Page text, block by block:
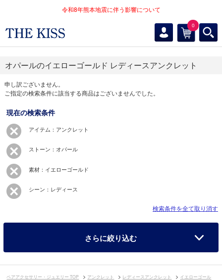
令和8年熊本地震に伴う影響について
0
オパールのイエローゴールド レディースアンクレット
申し訳ございません。
ご指定の検索条件に該当する商品はございませんでした。
現在の検索条件
アイテム：アンクレット
ストーン：オパール
素材：イエローゴールド
シーン：レディース
検索条件を全て取り消す
さらに絞り込む
ペアアクセサリー・ジュエリー TOP アンクレット レディースアンクレット
イエローゴール